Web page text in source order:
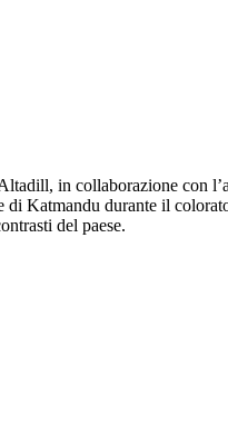
in collaborazione con
Katmandu durante il
del paese.